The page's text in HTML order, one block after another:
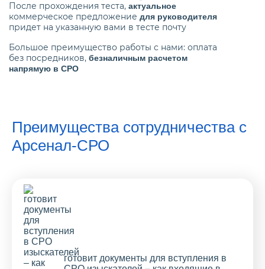
После прохождения теста, актуальное
коммерческое предложение для руководителя
придет на указанную вами в тесте почту
Большое преимущество работы с нами: оплата
без посредников, безналичным расчетом
напрямую в СРО
Преимущества сотрудничества с
Арсенал-СРО
готовит документы для вступления в